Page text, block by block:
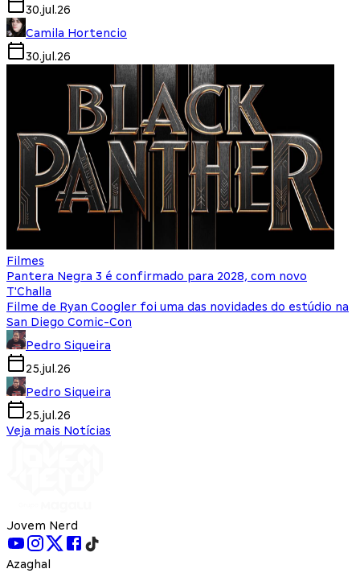
30.jul.26
Camila Hortencio
30.jul.26
Filmes
Pantera Negra 3 é confirmado para 2028, com novo
T'Challa
Filme de Ryan Coogler foi uma das novidades do estúdio na
San Diego Comic-Con
Pedro Siqueira
25.jul.26
Pedro Siqueira
25.jul.26
Veja mais Notícias
Jovem Nerd
Azaghal